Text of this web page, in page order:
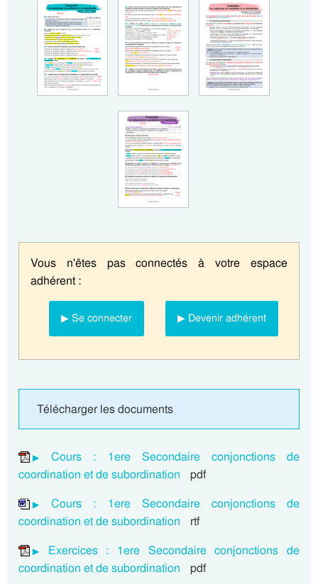
Vous n'êtes pas connectés à votre espace
adhérent :
▶ Se connecter ▶ Devenir adhérent
Télécharger les documents
Cours : 1ere Secondaire conjonctions de
coordination et de subordination
pdf
Cours : 1ere Secondaire conjonctions de
coordination et de subordination
rtf
Exercices : 1ere Secondaire conjonctions de
coordination et de subordination
pdf